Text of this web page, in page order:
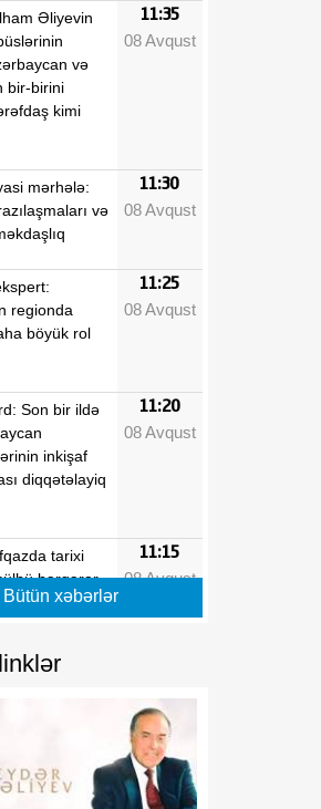
Əliyevin
və
bir-birini
kimi
11:35
08 Avqust
mərhələ:
və
11:30
08 Avqust
regionda
böyük rol
11:25
08 Avqust
Son bir ildə
inkişaf
diqqətəlayiq
11:20
08 Avqust
tarixi
bərqərar
zirvəsi
11:15
08 Avqust
Əliyevin
Zəfərdən
düzənə
həddə
11:13
08 Avqust
Bütün xəbərlər